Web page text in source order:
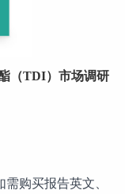
（TDI）市场调研
购买报告英文、